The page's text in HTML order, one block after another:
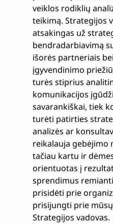
veiklos rodiklių
teikimą. Strategijos
atsakingas už
bendradarbiavimą
išorės partneriais
įgyvendinimo
turės stiprius
komunikacijos
savarankiškai, tiek
turėti patirties
analizės ar
reikalauja gebėjimo
tačiau kartu ir
orientuotas į
sprendimus
prisidėti prie
prisijungti prie
Strategijos vadovas.